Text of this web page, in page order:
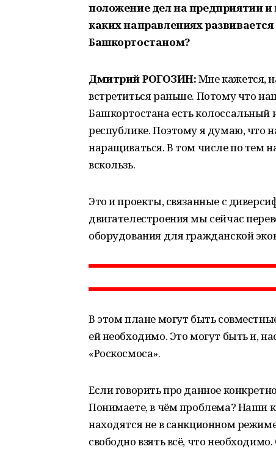
положение дел на предприятии и
каких направлениях
Башкортостаном?
Дмитрий РОГОЗИН:Мне кажется,
встретиться раньше. Потому что
Башкортостана есть колоссальный
республике. Поэтому я думаю, что
наращиваться. В том числе по тем
вскользь.
Это и проекты, связанные с
двигателестроения мы сейчас
оборудования для гражданской
В этом плане могут быть
ей необходимо. Это могут быть и,
«Роскосмоса».
Если говорить про данное
Понимаете, в чём проблема? Наши
находятся не в санкционном
свободно взять всё, что